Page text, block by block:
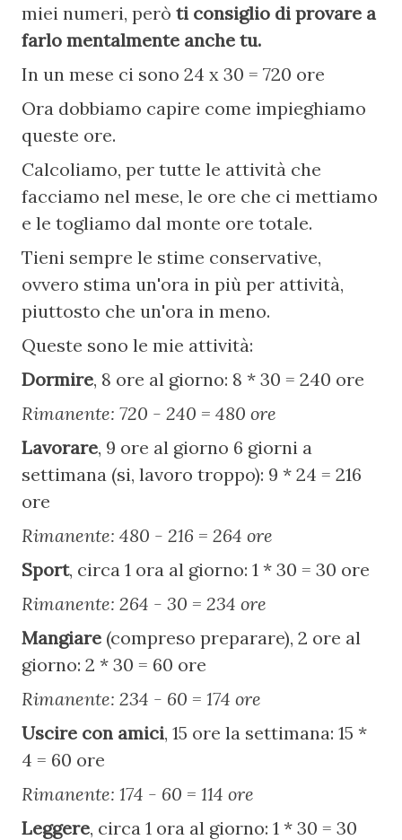
miei numeri, però ti consiglio di provare a
farlo mentalmente anche tu.
In un mese ci sono 24 x 30 = 720 ore
Ora dobbiamo capire come impieghiamo
queste ore.
Calcoliamo, per tutte le attività che
facciamo nel mese, le ore che ci mettiamo
e le togliamo dal monte ore totale.
Tieni sempre le stime conservative,
ovvero stima un'ora in più per attività,
piuttosto che un'ora in meno.
Queste sono le mie attività:
Dormire, 8 ore al giorno: 8 * 30 = 240 ore
Rimanente: 720 - 240 = 480 ore
Lavorare, 9 ore al giorno 6 giorni a
settimana (si, lavoro troppo): 9 * 24 = 216
ore
Rimanente: 480 - 216 = 264 ore
Sport, circa 1 ora al giorno: 1 * 30 = 30 ore
Rimanente: 264 - 30 = 234 ore
Mangiare (compreso preparare), 2 ore al
giorno: 2 * 30 = 60 ore
Rimanente: 234 - 60 = 174 ore
Uscire con amici, 15 ore la settimana: 15 *
4 = 60 ore
Rimanente: 174 - 60 = 114 ore
Leggere, circa 1 ora al giorno: 1 * 30 = 30